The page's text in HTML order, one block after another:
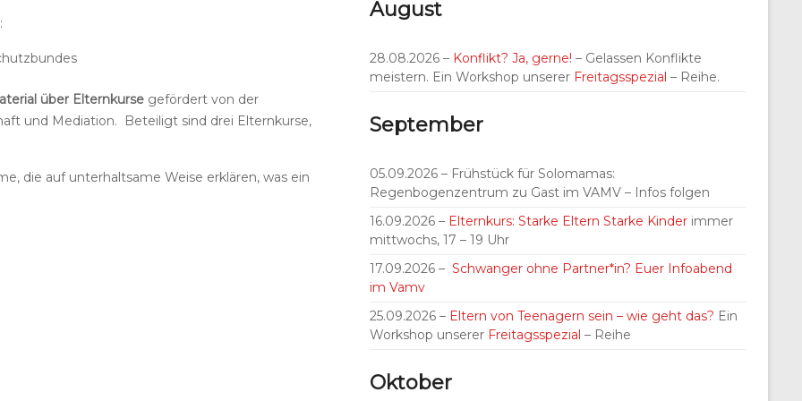
über Elternkurse gefördert von der
und Mediation. Beteiligt sind drei Elternkurse,
die auf unterhaltsame Weise erklären, was ein
August
28.08.2026 – Konflikt? Ja, gerne! – Gelassen Konflikte
meistern. Ein Workshop unserer Freitagsspezial – Reihe.
September
05.09.2026 – Frühstück für Solomamas:
Regenbogenzentrum zu Gast im VAMV – Infos folgen
16.09.2026 – Elternkurs: Starke Eltern Starke Kinder immer
mittwochs, 17 – 19 Uhr
17.09.2026 – Schwanger ohne Partner*in? Euer Infoabend
im Vamv
25.09.2026 – Eltern von Teenagern sein – wie geht das? Ein
Workshop unserer Freitagsspezial – Reihe
Oktober